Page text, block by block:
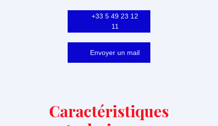
+33 5 49 23 12
11
Envoyer un mail
Caractéristiques